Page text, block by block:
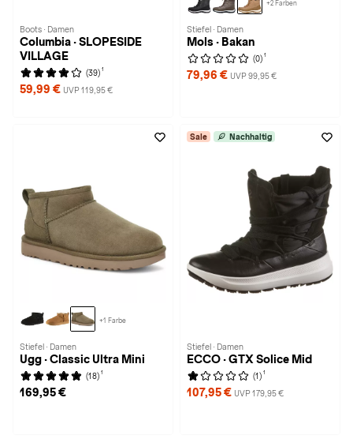
Boots · Damen
Columbia · SLOPESIDE
VILLAGE
(39) 1
59,99 € UVP 119,95 €
+2 Farben
Stiefel · Damen
Mols · Bakan
(0) 1
79,96 € UVP 99,95 €
+1 Farbe
Stiefel · Damen
Ugg · Classic Ultra Mini
(18) 1
169,95 €
Sale Nachhaltig
Stiefel · Damen
ECCO · GTX Solice Mid
(1) 1
107,95 € UVP 179,95 €